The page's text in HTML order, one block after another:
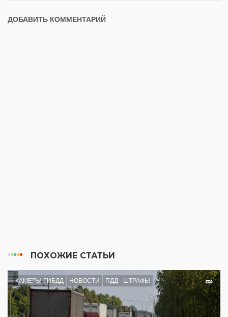
ДОБАВИТЬ КОММЕНТАРИЙ
ПОХОЖИЕ СТАТЬИ
КАМЕРЫ ГИБДД НОВОСТИ ПДД - ШТРАФЫ